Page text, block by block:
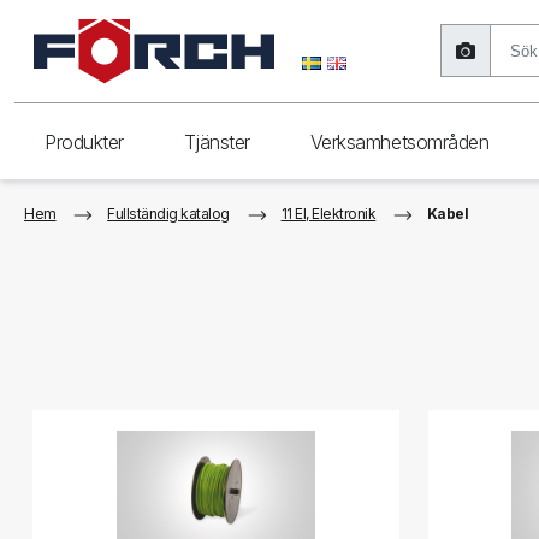
Produkter Tjänster Verksamhetsområden
Hem Fullständig katalog 11 El, Elektronik Kabel